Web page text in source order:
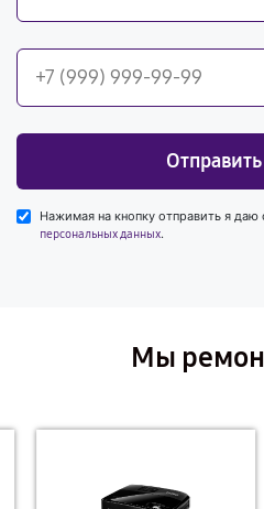
Нажимая на кнопку отправить я даю
персональных данных.
Мы